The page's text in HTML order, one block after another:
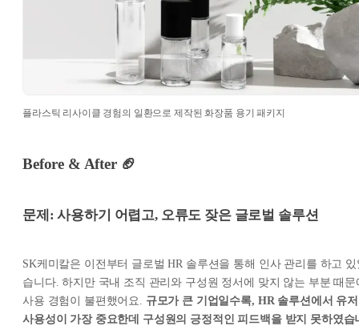
플라스틱 리사이클 경험의 일환으로 제작된 화장품 용기 패키지
Before & After 🏈
문제: 사용하기 어렵고, 오류도 잦은 글로벌 솔루션
SK케미칼은 이전부터 글로벌 HR 솔루션을 통해 인사 관리를 하고 있
습니다. 하지만 국내 조직 관리와 구성원 정서에 맞지 않는 부분 때문
사용 경험이 불편했어요. 규모가 큰 기업일수록, HR 솔루션에서 유저
사용성이 가장 중요한데 구성원의 긍정적인 피드백을 받지 못하였습